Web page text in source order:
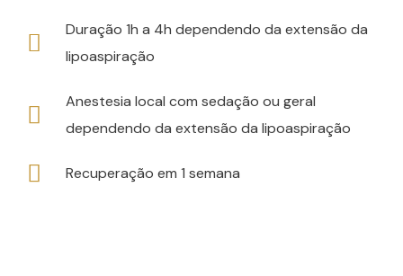
Duração 1h a 4h dependendo da extensão da
lipoaspiração
Anestesia local com sedação ou geral
dependendo da extensão da lipoaspiração
Recuperação em 1 semana